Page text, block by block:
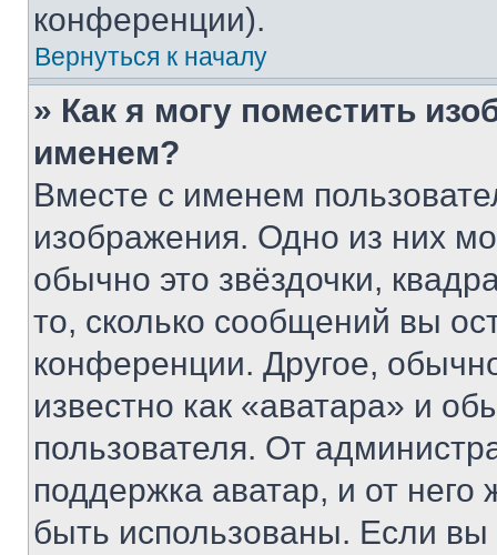
конференции).
Вернуться к началу
» Как я могу поместить
именем?
Вместе с именем
изображения. Одно из них
обычно это звёздочки,
то, сколько сообщений вы
конференции. Другое,
известно как «аватара» и
пользователя. От
поддержка аватар, и от него
быть использованы. Если